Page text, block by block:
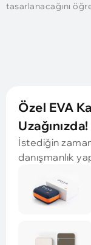
tasarlanacağını
Özel EVA
Uzağınızda!
İstediğin
danışmanlık